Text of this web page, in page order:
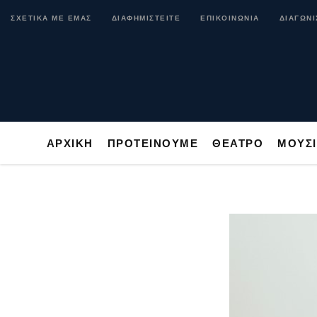
ΣΧΕΤΙΚΑ ΜΕ ΕΜΑΣ ΔΙΑΦΗΜΙΣΤΕΙΤΕ ΕΠΙΚΟΙΝΩΝΙΑ
ΑΡΧΙΚΗ ΠΡΟΤΕΙΝΟΥΜΕ ΘΕΑΤΡΟ
ΑΡΧΙΚΗ ΠΡΟΤΕΙΝΟΥΜΕ ΘΕΑΤΡΟ